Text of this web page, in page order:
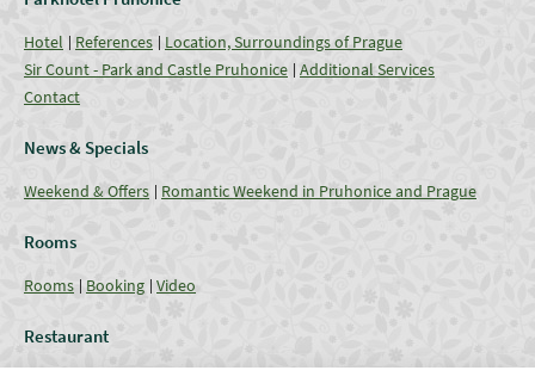
Hotel References
Location, Surroundings of Prague
Sir Count - Park and Castle Pruhonice Additional Services
Contact
News & Specials
Weekend & Offers Romantic Weekend in Pruhonice and Prague
Rooms
Rooms Booking Video
Restaurant